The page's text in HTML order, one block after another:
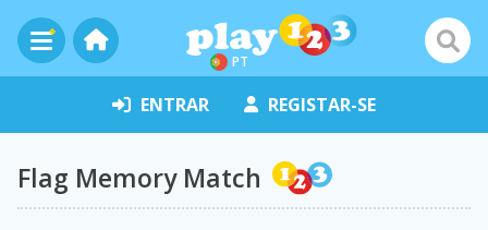
PT
ENTRAR REGISTAR-SE
Flag Memory Match